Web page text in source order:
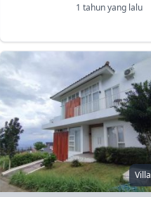
1 tahun yang lalu
Villa